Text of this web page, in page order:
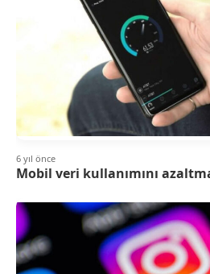
6 yıl önce
Mobil veri kullanımını